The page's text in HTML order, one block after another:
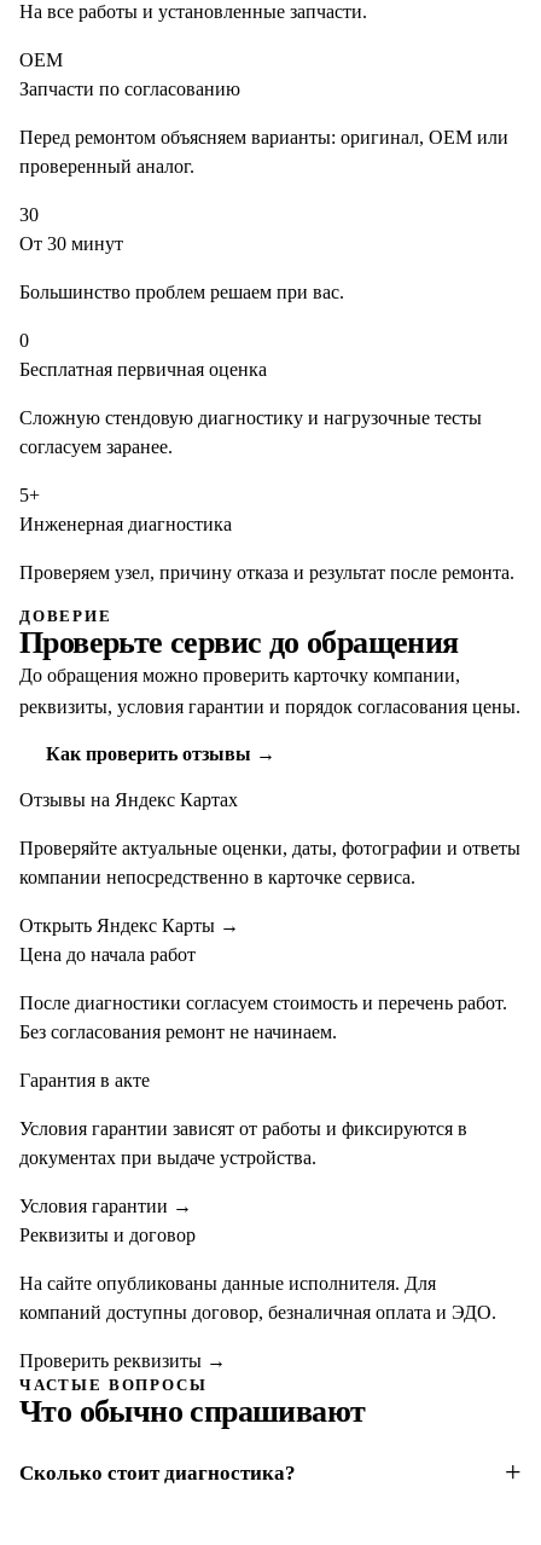
На все работы и установленные запчасти.
OEM
Запчасти по согласованию
Перед ремонтом объясняем варианты: оригинал, OEM или
проверенный аналог.
30
От 30 минут
Большинство проблем решаем при вас.
0
Бесплатная первичная оценка
Сложную стендовую диагностику и нагрузочные тесты
согласуем заранее.
5+
Инженерная диагностика
Проверяем узел, причину отказа и результат после ремонта.
ДОВЕРИЕ
Проверьте сервис до обращения
До обращения можно проверить карточку компании,
реквизиты, условия гарантии и порядок согласования цены.
Как проверить отзывы →
Отзывы на Яндекс Картах
Проверяйте актуальные оценки, даты, фотографии и ответы
компании непосредственно в карточке сервиса.
Открыть Яндекс Карты →
Цена до начала работ
После диагностики согласуем стоимость и перечень работ.
Без согласования ремонт не начинаем.
Гарантия в акте
Условия гарантии зависят от работы и фиксируются в
документах при выдаче устройства.
Условия гарантии →
Реквизиты и договор
На сайте опубликованы данные исполнителя. Для
компаний доступны договор, безналичная оплата и ЭДО.
Проверить реквизиты →
ЧАСТЫЕ ВОПРОСЫ
Что обычно спрашивают
Сколько стоит диагностика?